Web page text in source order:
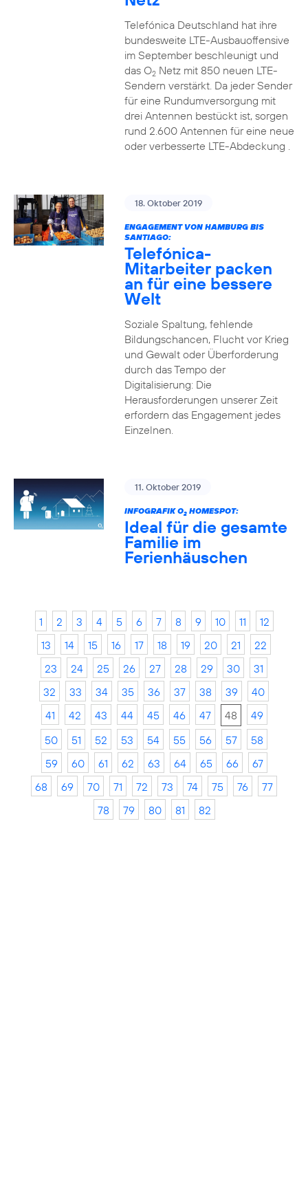
Telefónica Deutschland hat ihre
bundesweite LTE-Ausbauoffensive
im September beschleunigt und
das O2Netz mit 850 neuen LTE-
Sendern verstärkt. Da jeder Sender
für eine Rundumversorgung mit
drei Antennen bestückt ist, sorgen
rund 2.600 Antennen für eine neue
oder verbesserte LTE-Abdeckung .
18. Oktober 2019
ENGAGEMENT VON HAMBURG BIS
SANTIAGO:
Telefónica-
Mitarbeiter packen
an für eine bessere
Welt
Soziale Spaltung, fehlende
Bildungschancen, Flucht vor Krieg
und Gewalt oder Überforderung
durch das Tempo der
Digitalisierung: Die
Herausforderungen unserer Zeit
erfordern das Engagement jedes
Einzelnen.
11. Oktober 2019
INFOGRAFIK O2HOMESPOT:
Ideal für die gesamte
Familie im
Ferienhäuschen
1 2 3 4 5 6 7 8 9 10 11
12
13
14 15 16 17 18 19 20 21
22
23
24 25 26 27 28 29 30
31
32
33 34 35 36 37 38 39
40
41
42 43 44 45 46 47 48
49
50
51 52 53 54 55 56 57
58
59
60 61 62 63 64 65 66
67
68
69 70 71 72 73 74 75 76
77
78
79 80 81 82